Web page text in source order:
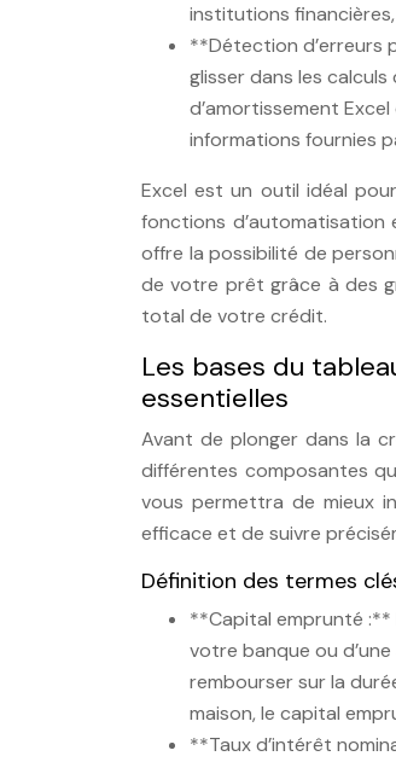
institutions
**Détection d’erreurs
glisser dans les
d’amortissement
informations fournies
Excel est un outil idéal
fonctions d’automatisation
offre la possibilité de
de votre prêt grâce à des
total de votre crédit.
Les bases du
essentielles
Avant de plonger dans la
différentes composantes
vous permettra de mieux
efficace et de suivre
Définition des termes
**Capital emprunté :**
votre banque ou
rembourser sur la
maison, le capital
**Taux d’intérêt